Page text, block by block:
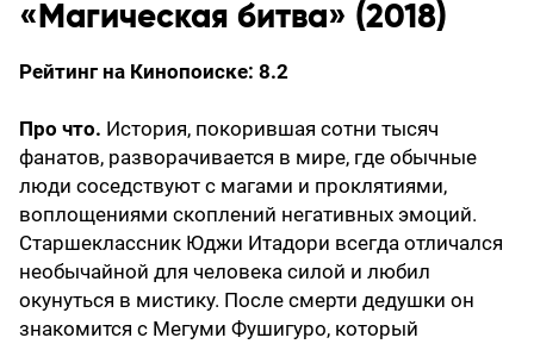
«Магическая битва» (2018)
Рейтинг на Кинопоиске: 8.2
Про что. История, покорившая сотни тысяч
фанатов, разворачивается в мире, где обычные
люди соседствуют с магами и проклятиями,
воплощениями скоплений негативных эмоций.
Старшеклассник Юджи Итадори всегда отличался
необычайной для человека силой и любил
окунуться в мистику. После смерти дедушки он
знакомится с Мегуми Фушигуро, который